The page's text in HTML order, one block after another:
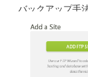
バックアップ手